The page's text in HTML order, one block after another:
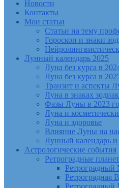
Новости
Контакты
Мои статьи
Статьи на тему
Гороскоп и знаки
Лунный календарь 2025
Луна без курса в
Луна без курса в
Транзит и аспекты
Луна в знаках
Фазы Луны в 2023
Луна и
Луна и здоровье
Влияние Луны на
Лунный календарь и
Астрологические события
Ретроградные
Ретроградный
Ретроградная
Ретроградный